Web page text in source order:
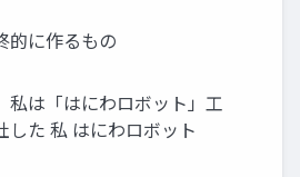
的に作るもの
私は「はにわロボット」工
した 私 はにわロボット